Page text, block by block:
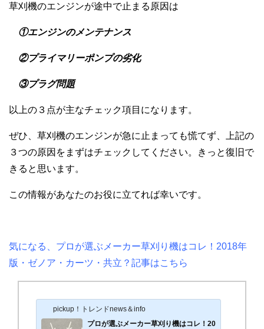
草刈機のエンジンが途中で止まる原因は
①エンジンのメンテナンス
②プライマリーポンプの劣化
③プラグ問題
以上の３点が主なチェック項目になります。
ぜひ、草刈機のエンジンが急に止まっても慌てず、上記の
３つの原因をまずはチェックしてください。きっと復旧で
きると思います。
この情報があなたのお役に立てれば幸いです。
気になる、プロが選ぶメーカー草刈り機はコレ！2018年
版・ゼノア・カーツ・共立？記事はこちら
pickup！トレンドnews＆info
プロが選ぶメーカー草刈り機はコレ！20